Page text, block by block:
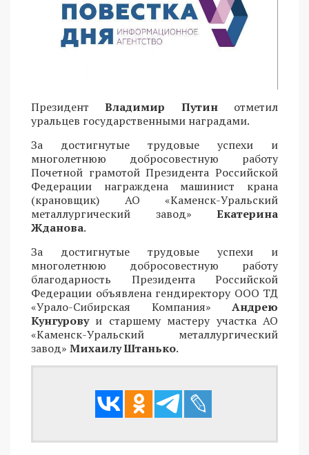
ПрезидентВладимир Путин отметил
уральцев государственными наградами.
За достигнутые трудовые успехи и
многолетнюю добросовестную работу
Почетной грамотой Президента Российской
Федерации награждена машинист крана
(крановщик) АО «Каменск-Уральский
металлургический завод» Екатерина
Жданова.
За достигнутые трудовые успехи и
многолетнюю добросовестную работу
благодарность Президента Российской
Федерации объявлена гендиректору ООО ТД
«Урало-Сибирская Компания» Андрею
Кунгуровуи старшему мастеру участка АО
«Каменск-Уральский металлургический
завод» Михаилу Штанько.